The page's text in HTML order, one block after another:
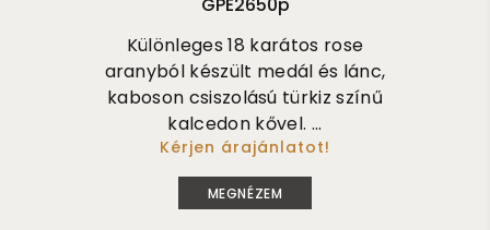
Különleges 18 karátos rose
aranyból készült medál és lánc,
kaboson csiszolású türkiz színű
kalcedon kővel. ...
Kérjen árajánlatot!
MEGNÉZEM